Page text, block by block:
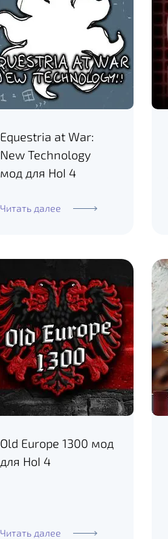
Equestria at War:
New Technology
мод для HoI 4
Читать далее
Old Europe 1300 мод
для HoI 4
Читать далее